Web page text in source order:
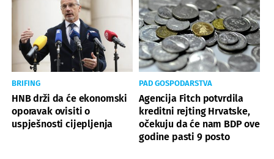
BRIFING
HNB drži da će ekonomski
oporavak ovisiti o
uspješnosti cijepljenja
PAD GOSPODARSTVA
Agencija Fitch potvrdila
kreditni rejting Hrvatske,
očekuju da će nam BDP ove
godine pasti 9 posto